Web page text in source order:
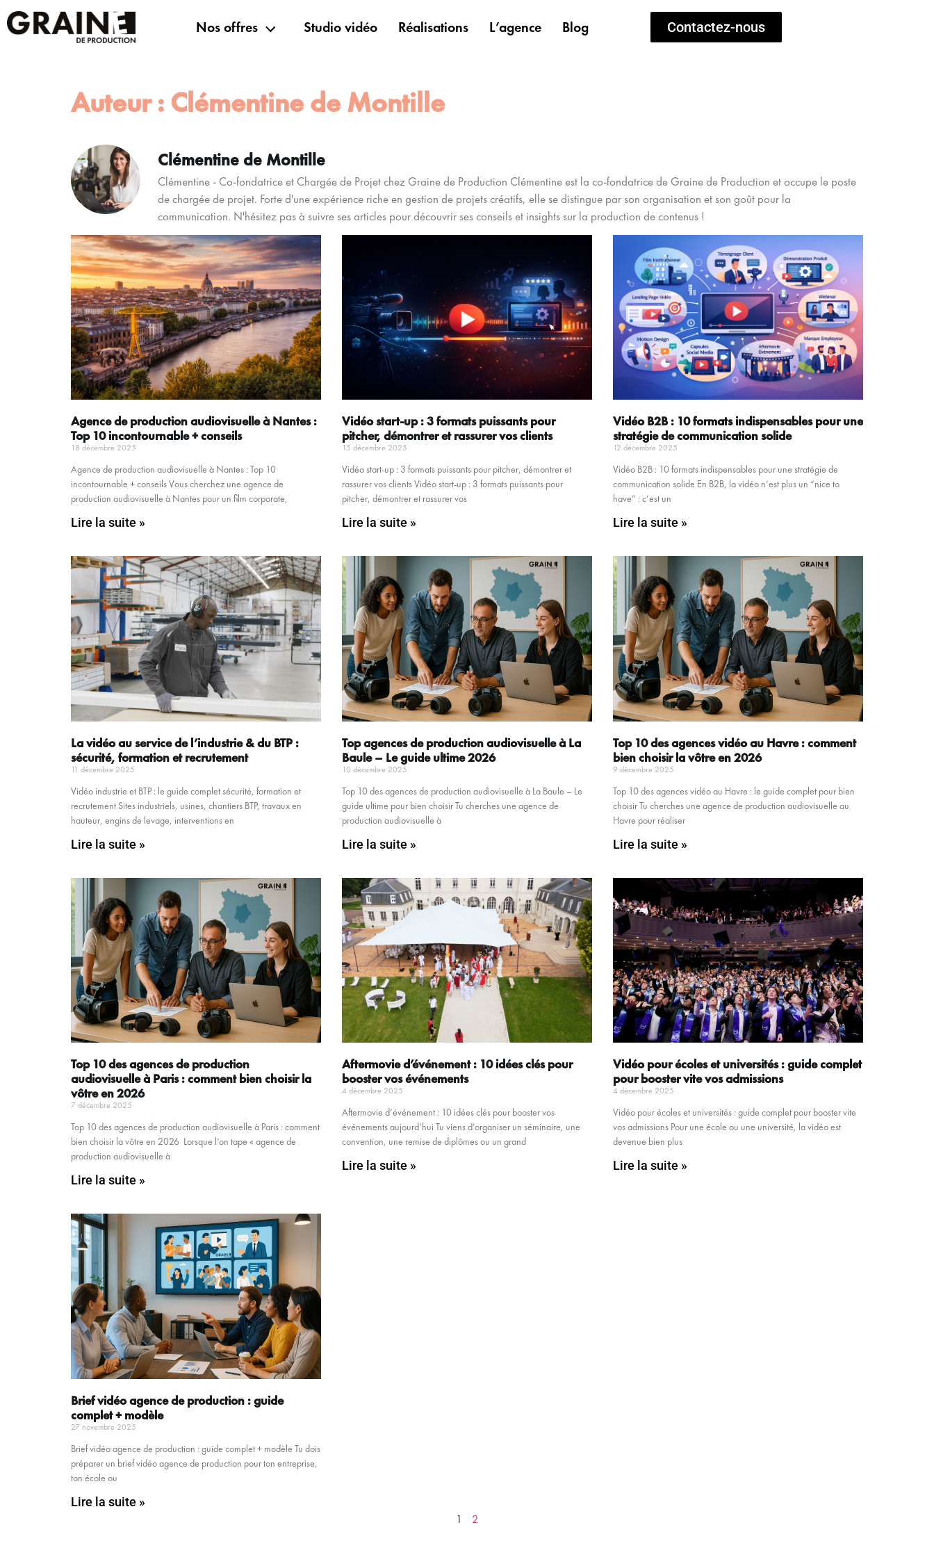
Nos offres Studio vidéo Réalisations L’agence Blog Contactez-nous
Auteur :Clémentine de Montille
Clémentine de Montille
Clémentine - Co-fondatrice et Chargée de Projet chez Graine de Production Clémentine est la co-fondatrice de Graine de Production et occupe le poste
de chargée de projet. Forte d'une expérience riche en gestion de projets créatifs, elle se distingue par son organisation et son goût pour la
communication. N'hésitez pas à suivre ses articles pour découvrir ses conseils et insights sur la production de contenus !
Agence de production audiovisuelle à Nantes :
Top 10 incontournable + conseils
18 décembre 2025
Agence de production audiovisuelle à Nantes : Top 10
incontournable + conseils Vous cherchez une agence de
production audiovisuelle à Nantes pour un film corporate,
Lire la suite »
Vidéo start-up : 3 formats puissants pour
pitcher, démontrer et rassurer vos clients
15 décembre 2025
Vidéo start-up : 3 formats puissants pour pitcher, démontrer et
rassurer vos clients Vidéo start-up : 3 formats puissants pour
pitcher, démontrer et rassurer vos
Lire la suite »
Vidéo B2B : 10 formats indispensables pour une
stratégie de communication solide
12 décembre 2025
Vidéo B2B : 10 formats indispensables pour une stratégie de
communication solide En B2B, la vidéo n’est plus un “nice to
have” : c’est un
Lire la suite »
La vidéo au service de l’industrie & du BTP :
sécurité, formation et recrutement
11 décembre 2025
Vidéo industrie et BTP : le guide complet sécurité, formation et
recrutement Sites industriels, usines, chantiers BTP, travaux en
hauteur, engins de levage, interventions en
Lire la suite »
Top agences de production audiovisuelle à La
Baule – Le guide ultime 2026
10 décembre 2025
Top 10 des agences de production audiovisuelle à La Baule – Le
guide ultime pour bien choisir Tu cherches une agence de
production audiovisuelle à
Lire la suite »
Top 10 des agences vidéo au Havre : comment
bien choisir la vôtre en 2026
9 décembre 2025
Top 10 des agences vidéo au Havre : le guide complet pour bien
choisir Tu cherches une agence de production audiovisuelle au
Havre pour réaliser
Lire la suite »
Top 10 des agences de production
audiovisuelle à Paris : comment bien choisir la
vôtre en 2026
7 décembre 2025
Top 10 des agences de production audiovisuelle à Paris : comment
bien choisir la vôtre en 2026 Lorsque l’on tape « agence de
production audiovisuelle à
Lire la suite »
Aftermovie d’événement : 10 idées clés pour
booster vos événements
4 décembre 2025
Aftermovie d’événement : 10 idées clés pour booster vos
événements aujourd’hui Tu viens d’organiser un séminaire, une
convention, une remise de diplômes ou un grand
Lire la suite »
Vidéo pour écoles et universités : guide complet
pour booster vite vos admissions
4 décembre 2025
Vidéo pour écoles et universités : guide complet pour booster vite
vos admissions Pour une école ou une université, la vidéo est
devenue bien plus
Lire la suite »
Brief vidéo agence de production : guide
complet + modèle
27 novembre 2025
Brief vidéo agence de production : guide complet + modèle Tu dois
préparer un brief vidéo agence de production pour ton entreprise,
ton école ou
Lire la suite »
1
2